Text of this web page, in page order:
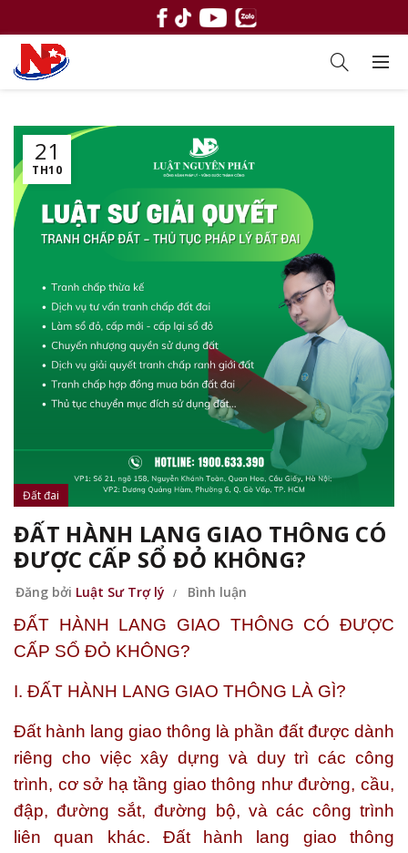
21
TH10
Đất đai
ĐẤT HÀNH LANG GIAO THÔNG CÓ
ĐƯỢC CẤP SỔ ĐỎ KHÔNG?
Đăng bởi Luật Sư Trợ lý Bình luận
ĐẤT HÀNH LANG GIAO THÔNG CÓ ĐƯỢC
CẤP SỔ ĐỎ KHÔNG?
I. ĐẤT HÀNH LANG GIAO THÔNG LÀ GÌ?
Đất hành lang giao thông là phần đất được dành
riêng cho việc xây dựng và duy trì các công
trình, cơ sở hạ tầng giao thông như đường, cầu,
đập, đường sắt, đường bộ, và các công trình
liên quan khác. Đất hành lang giao thông